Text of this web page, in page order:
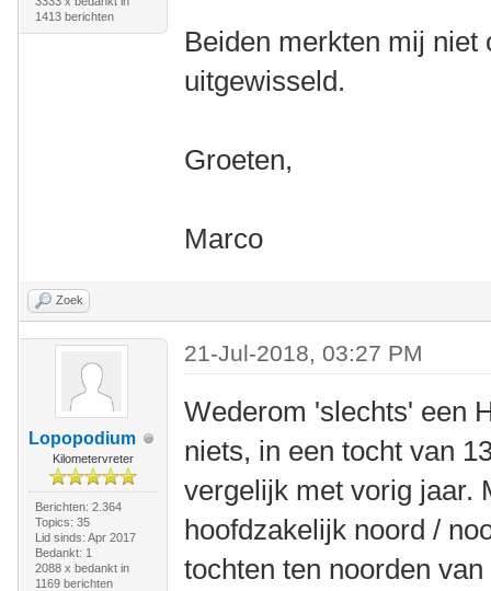
1413 berichten
Beiden merkten mij niet
uitgewisseld.
Groeten,
Marco
Zoek
Lopopodium
Kilometervreter
Berichten: 2.364
Topics: 35
Lid sinds: Apr 2017
Bedankt: 1
2088 x bedankt in
1169 berichten
21-Jul-2018, 03:27 PM
Wederom 'slechts' een
niets, in een tocht van
vergelijk met vorig jaar.
hoofdzakelijk noord /
tochten ten noorden